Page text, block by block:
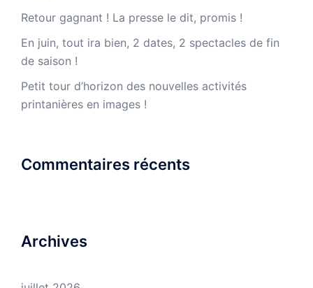
Retour gagnant ! La presse le dit, promis !
En juin, tout ira bien, 2 dates, 2 spectacles de fin
de saison !
Petit tour d’horizon des nouvelles activités
printanières en images !
Commentaires récents
Archives